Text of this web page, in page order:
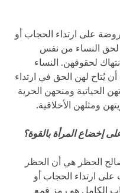
على ارتداء الحجاب أو
لحق النساء من نفس
لحقوقهن. النساء
يُتاح لهن الحق في ارتداء
الحياتية ومنحهن الحرية
ومثلهن الأخلاقية.
إخضاع المرأة بالقوة؟
الحظر هي أن الحظر
ارتداء الحجاب أو